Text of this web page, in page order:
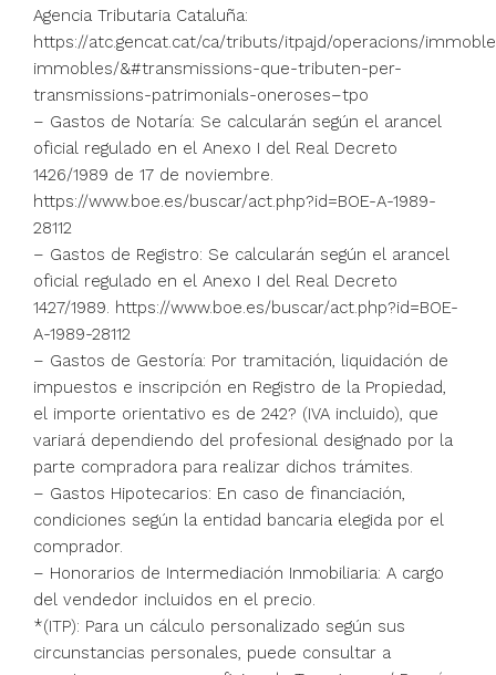
Agencia Tributaria Cataluña:
https://atc.gencat.cat/ca/tributs/itpajd/operacions/
immobles/&#transmissions-que-tributen-per-
transmissions-patrimonials-oneroses–tpo
– Gastos de Notaría: Se calcularán según el arancel
oficial regulado en el Anexo I del Real Decreto
1426/1989 de 17 de noviembre.
https://www.boe.es/buscar/act.php?id=BOE-A-1989-
28112
– Gastos de Registro: Se calcularán según el arancel
oficial regulado en el Anexo I del Real Decreto
1427/1989. https://www.boe.es/buscar/act.php?id=BOE-
A-1989-28112
– Gastos de Gestoría: Por tramitación, liquidación de
impuestos e inscripción en Registro de la Propiedad,
el importe orientativo es de 242? (IVA incluido), que
variará dependiendo del profesional designado por la
parte compradora para realizar dichos trámites.
– Gastos Hipotecarios: En caso de financiación,
condiciones según la entidad bancaria elegida por el
comprador.
– Honorarios de Intermediación Inmobiliaria: A cargo
del vendedor incluidos en el precio.
*(ITP): Para un cálculo personalizado según sus
circunstancias personales, puede consultar a